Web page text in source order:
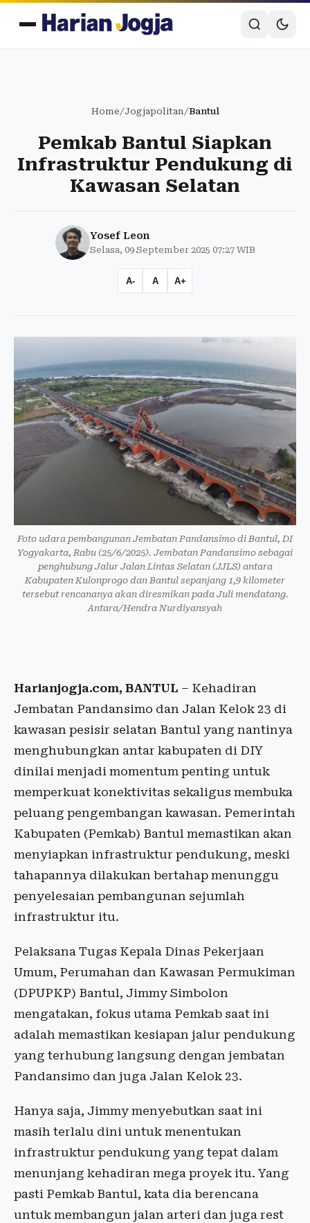
Home/Jogjapolitan/Bantul
Pemkab Bantul Siapkan
Infrastruktur Pendukung di
Kawasan Selatan
Yosef Leon
Selasa, 09 September 2025 07:27 WIB
A- A A+
Foto udara pembangunan Jembatan Pandansimo di Bantul, DI
Yogyakarta, Rabu (25/6/2025). Jembatan Pandansimo sebagai
penghubung Jalur Jalan Lintas Selatan (JJLS) antara
Kabupaten Kulonprogo dan Bantul sepanjang 1,9 kilometer
tersebut rencananya akan diresmikan pada Juli mendatang.
Antara/Hendra Nurdiyansyah
Harianjogja.com, BANTUL – Kehadiran
Jembatan Pandansimo dan Jalan Kelok 23 di
kawasan pesisir selatan Bantul yang nantinya
menghubungkan antar kabupaten di DIY
dinilai menjadi momentum penting untuk
memperkuat konektivitas sekaligus membuka
peluang pengembangan kawasan. Pemerintah
Kabupaten (Pemkab) Bantul memastikan akan
menyiapkan infrastruktur pendukung, meski
tahapannya dilakukan bertahap menunggu
penyelesaian pembangunan sejumlah
infrastruktur itu.
Pelaksana Tugas Kepala Dinas Pekerjaan
Umum, Perumahan dan Kawasan Permukiman
(DPUPKP) Bantul, Jimmy Simbolon
mengatakan, fokus utama Pemkab saat ini
adalah memastikan kesiapan jalur pendukung
yang terhubung langsung dengan jembatan
Pandansimo dan juga Jalan Kelok 23.
Hanya saja, Jimmy menyebutkan saat ini
masih terlalu dini untuk menentukan
infrastruktur pendukung yang tepat dalam
menunjang kehadiran mega proyek itu. Yang
pasti Pemkab Bantul, kata dia berencana
untuk membangun jalan arteri dan juga rest